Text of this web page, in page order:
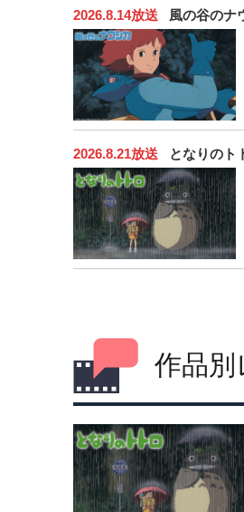
2026.8.14放送
風の谷のナ
2026.8.21放送
となりのト
作品別